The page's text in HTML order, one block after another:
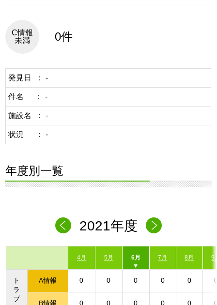
C情報
未満
0件
発見日 -
件名 -
施設名 -
状況 -
年度別一覧
2021年度
4月 5月 6月 7月 8月 9
ト
ラ
ブ
A情報 0 0 0 0 0
B情報 0 0 0 0 0